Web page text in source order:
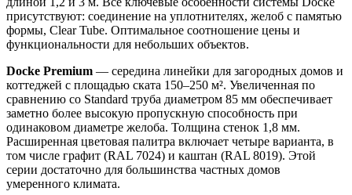
присутствуют: соединение на уплотнителях, желоб с памятью
формы, Clear Tube. Оптимальное соотношение цены и
функциональности для небольших объектов.
Docke Premium — середина линейки для загородных домов и
коттеджей с площадью ската 150–250 м². Увеличенная по
сравнению со Standard труба диаметром 85 мм обеспечивает
заметно более высокую пропускную способность при
одинаковом диаметре желоба. Толщина стенок 1,8 мм.
Расширенная цветовая палитра включает четыре варианта, в
том числе графит (RAL 7024) и каштан (RAL 8019). Этой
серии достаточно для большинства частных домов
умеренного климата.